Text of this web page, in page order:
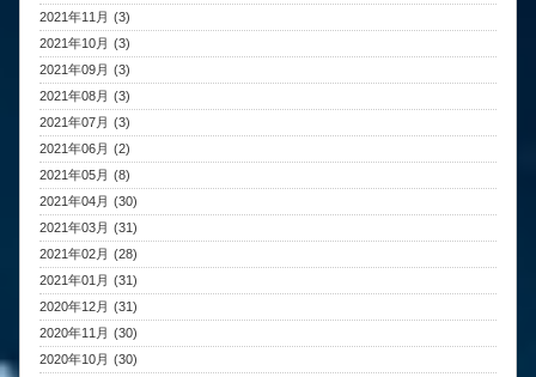
2021年11月 (3)
2021年10月 (3)
2021年09月 (3)
2021年08月 (3)
2021年07月 (3)
2021年06月 (2)
2021年05月 (8)
2021年04月 (30)
2021年03月 (31)
2021年02月 (28)
2021年01月 (31)
2020年12月 (31)
2020年11月 (30)
2020年10月 (30)